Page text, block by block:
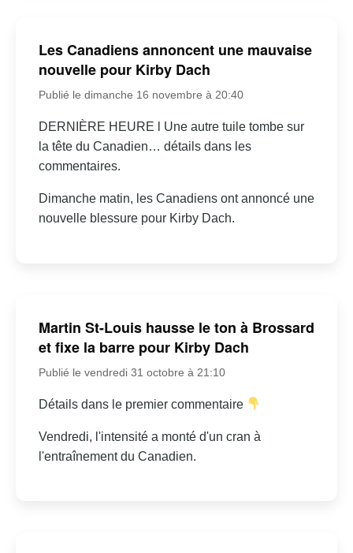
Les Canadiens annoncent une mauvaise
nouvelle pour Kirby Dach
Publié le dimanche 16 novembre à 20:40
DERNIÈRE HEURE l Une autre tuile tombe sur
la tête du Canadien… détails dans les
commentaires.
Dimanche matin, les Canadiens ont annoncé une
nouvelle blessure pour Kirby Dach.
Martin St-Louis hausse le ton à Brossard
et fixe la barre pour Kirby Dach
Publié le vendredi 31 octobre à 21:10
Détails dans le premier commentaire
Vendredi, l'intensité a monté d'un cran à
l'entraînement du Canadien.